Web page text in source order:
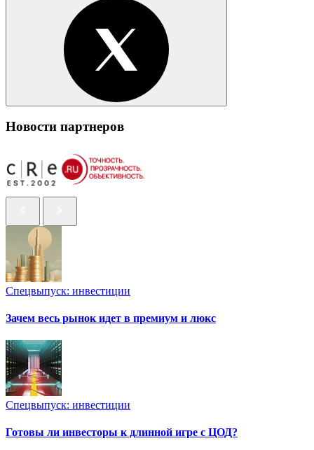
Новости партнеров
Спецвыпуск: инвестиции
Зачем весь рынок идет в премиум и люкс
Спецвыпуск: инвестиции
Готовы ли инвесторы к длинной игре с ЦОД?